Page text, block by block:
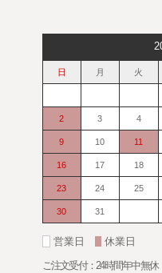
日 月 火
2 3 4
9 10 11
16 17 18
23 24 25
30 31
営業日
休業日
ご注文受付：24時間年中無休